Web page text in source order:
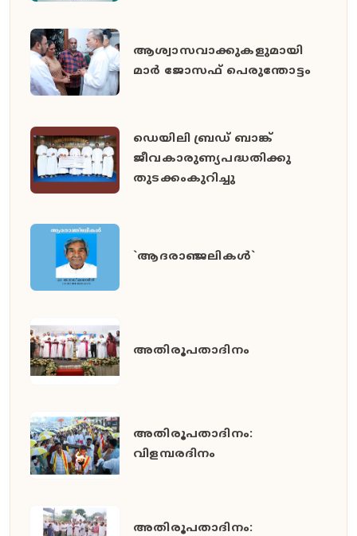
ആശ്വാസവാക്കുകളുമായി
മാർ ജോസഫ് പെരുന്തോട്ടം
ഡെയിലി ബ്രഡ് ബാങ്ക്
ജീവകാരുണ്യപദ്ധതിക്കു
തുടക്കംകുറിച്ചു
`ആദരാഞ്ജലികൾ`
അതിരൂപതാദിനം
അതിരൂപതാദിനം:
വിളമ്പരദിനം
അതിരൂപതാദിനം: